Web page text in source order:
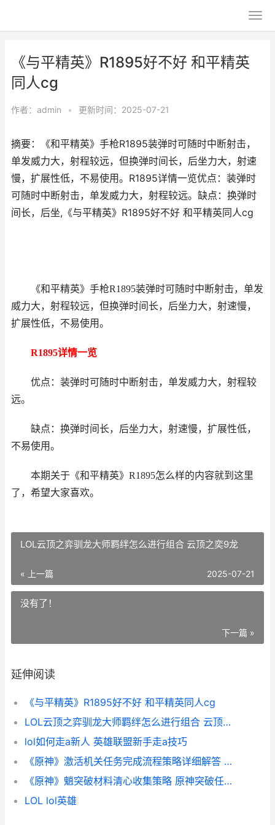
《与平精英》R1895好不好 和平精英
同人cg
作者： admin • 更新时间：2025-07-21
摘要：《和平精英》手枪R1895装弹时可随时中断射击，
单发威力大，射程较远，但换弹时间长，后坐力大，射速
慢，扩展性低，不易使用。R1895详情一览优点：装弹时
可随时中断射击，单发威力大，射程较远。缺点：换弹时
间长，后坐,《与平精英》R1895好不好 和平精英同人cg
《和平精英》手枪R1895装弹时可随时中断射击，单发
威力大，射程较远，但换弹时间长，后坐力大，射速慢，
扩展性低，不易使用。
R1895详情一览
优点：装弹时可随时中断射击，单发威力大，射程较
远。
缺点：换弹时间长，后坐力大，射速慢，扩展性低，
不易使用。
本期关于《和平精英》R1895怎么样的内容就到这里
了，希望大家喜欢。
LOL云顶之弈驯龙大师羁绊怎么进行组合 云顶之奕9龙
« 上一篇 2025-07-21
没有了！
下一篇 »
延伸阅读
《与平精英》R1895好不好 和平精英同人cg
LOL云顶之弈驯龙大师羁绊怎么进行组合 云顶之奕9龙
lol如何走a新人 英雄联盟新手走a技巧
《原神》激活机关任务完成流程策略详细解答 原神激活码多久到账
《原神》魈突破材料清心收集策略 原神突破任务攻略
LOL lol英雄